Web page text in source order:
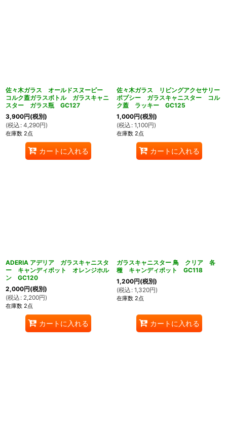
佐々木ガラス オールドスヌーピー
コルク蓋ガラスボトル ガラスキャニ
スター ガラス瓶 GC127
3,900円(税別)
(税込 : 4,290円)
在庫数 2点
カートに入れる
佐々木ガラス リビングアクセサリー
ポプシー ガラスキャニスター コル
ク蓋 ラッキー GC125
1,000円(税別)
(税込 : 1,100円)
在庫数 2点
カートに入れる
ADERIA アデリア ガラスキャニスタ
ー キャンディポット オレンジホル
ン GC120
2,000円(税別)
(税込 : 2,200円)
在庫数 2点
カートに入れる
ガラスキャニスター 鳥 クリア 各
種 キャンディポット GC118
1,200円(税別)
(税込 : 1,320円)
在庫数 2点
カートに入れる